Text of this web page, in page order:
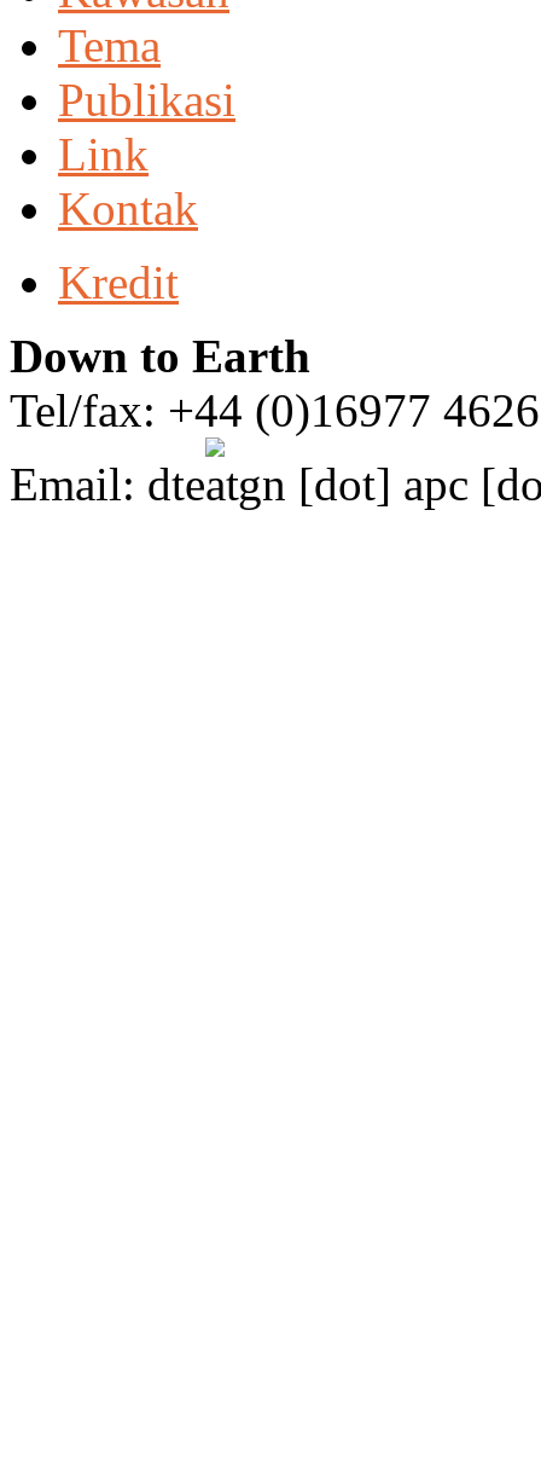
Tema
Publikasi
Link
Kontak
Kredit
Down to Earth
Tel/fax: +44 (0)16977
Email: dte gn [dot] apc